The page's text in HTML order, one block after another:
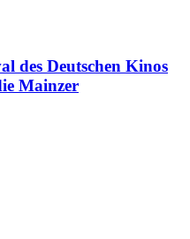
des Deutschen Kinos
Mainzer